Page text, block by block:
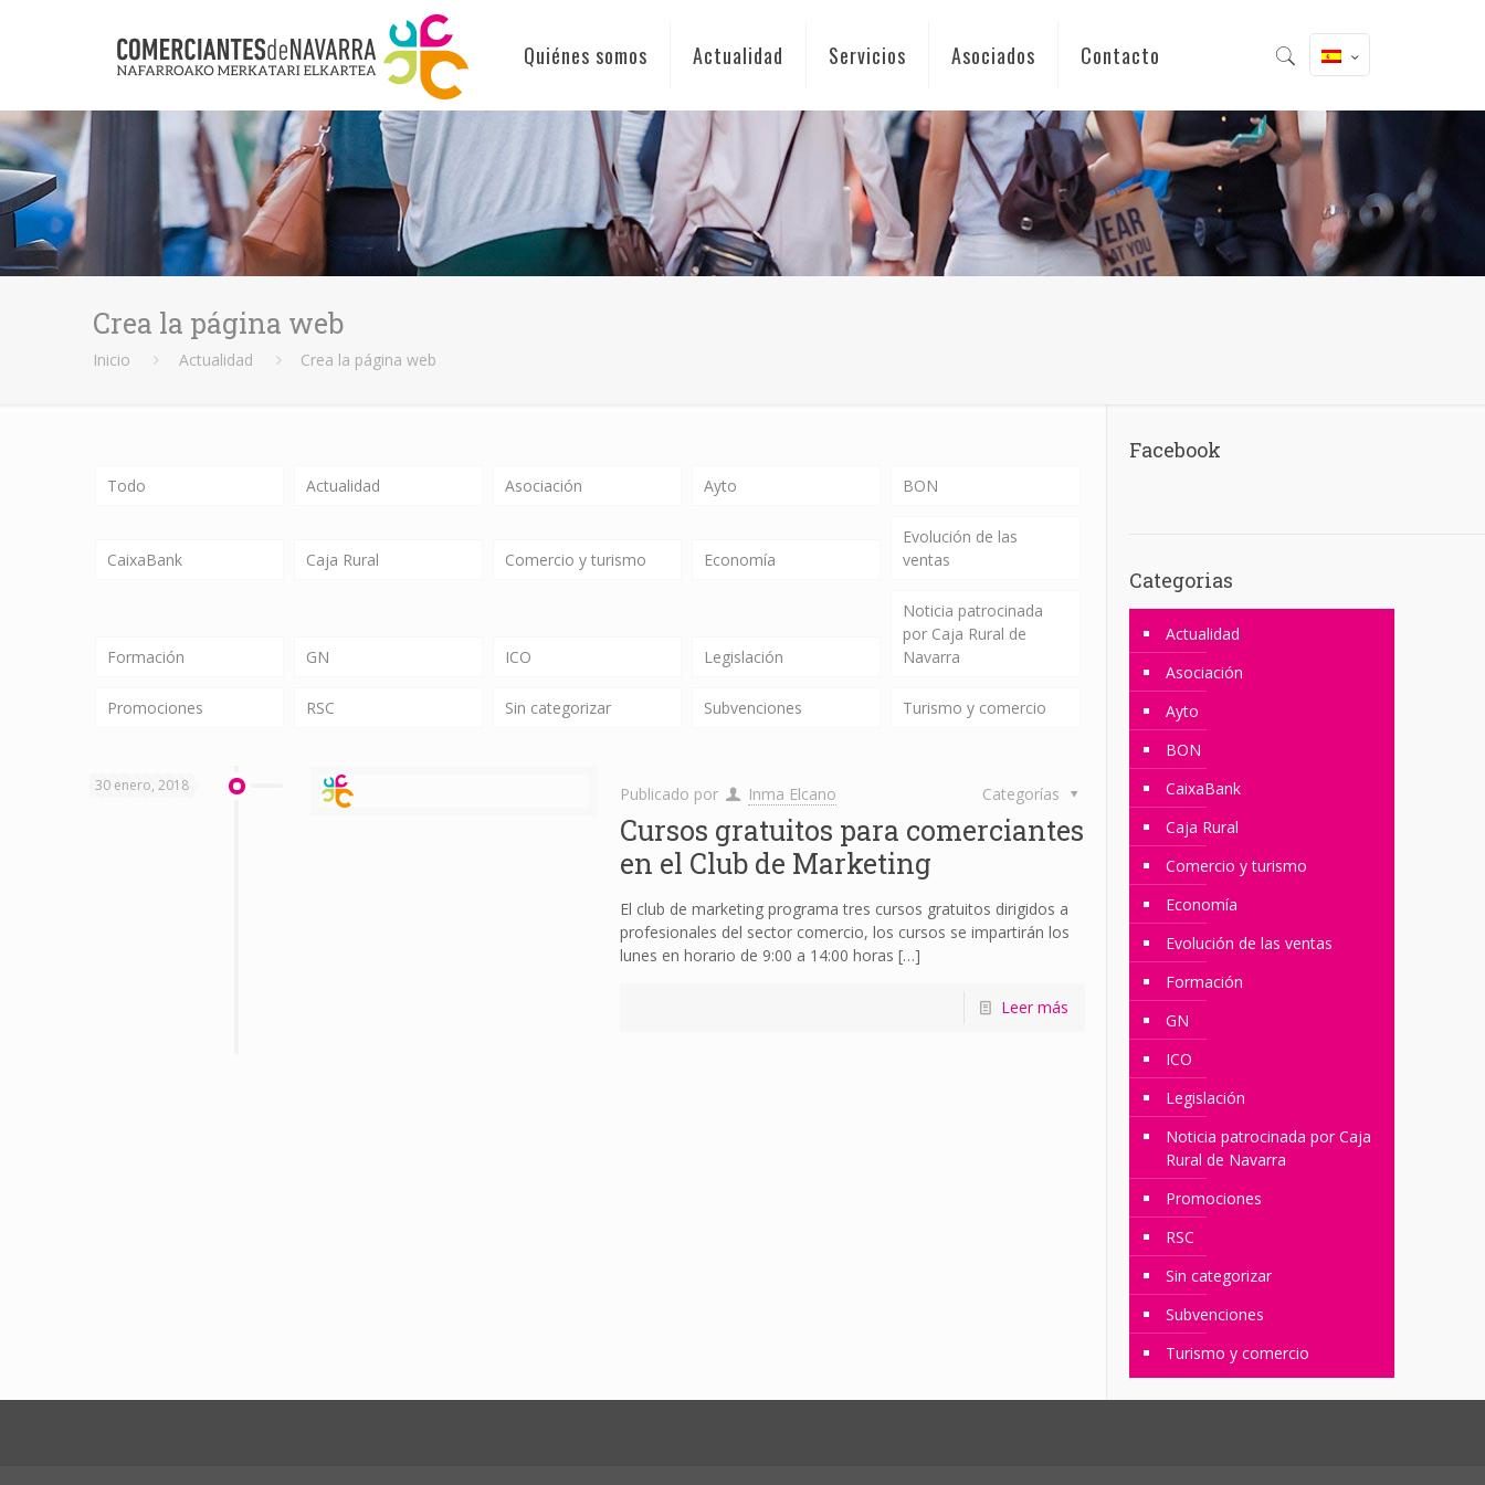
Quiénes somos Actualidad Servicios Asociados Contacto
Crea la página web
Inicio Actualidad Crea la página web
Todo Actualidad Asociación Ayto BON
CaixaBank Caja Rural Comercio y turismo Economía
Evolución de las
ventas
Formación GN ICO Legislación
Noticia patrocinada
por Caja Rural de
Navarra
Promociones RSC Sin categorizar Subvenciones Turismo y comercio
30 enero, 2018 Publicado por Inma Elcano Categorías
Cursos gratuitos para comerciantes
en el Club de Marketing
El club de marketing programa tres cursos gratuitos dirigidos a
profesionales del sector comercio, los cursos se impartirán los
lunes en horario de 9:00 a 14:00 horas […]
Leer más
Facebook
Categorias
Actualidad
Asociación
Ayto
BON
CaixaBank
Caja Rural
Comercio y turismo
Economía
Evolución de las ventas
Formación
GN
ICO
Legislación
Noticia patrocinada por Caja
Rural de Navarra
Promociones
RSC
Sin categorizar
Subvenciones
Turismo y comercio